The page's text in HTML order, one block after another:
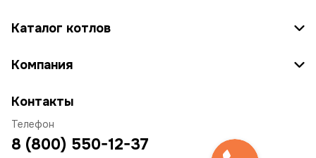
Каталог котлов
Компания
Контакты
Телефон
8 (800) 550-12-37